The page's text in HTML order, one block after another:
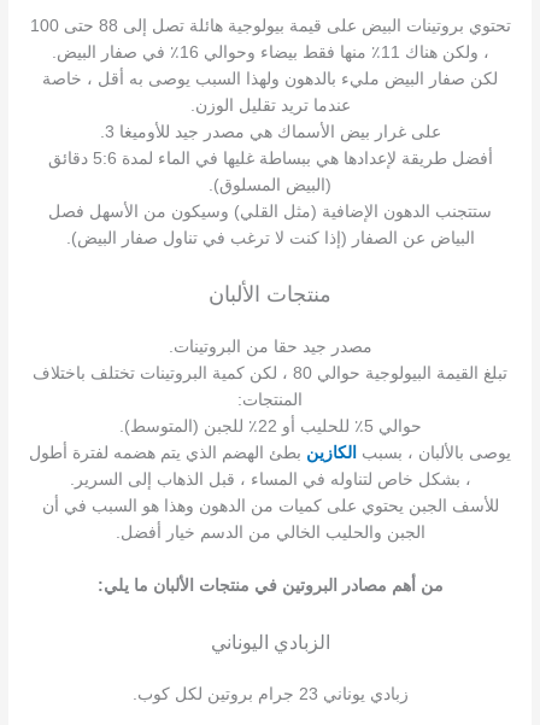
تحتوي بروتينات البيض على قيمة بيولوجية هائلة تصل إلى 88 حتى 100
، ولكن هناك 11٪ منها فقط بيضاء وحوالي 16٪ في صفار البيض.
لكن صفار البيض مليء بالدهون ولهذا السبب يوصى به أقل ، خاصة
عندما تريد تقليل الوزن.
على غرار بيض الأسماك هي مصدر جيد للأوميغا 3.
أفضل طريقة لإعدادها هي ببساطة غليها في الماء لمدة 5:6 دقائق
(البيض المسلوق).
ستتجنب الدهون الإضافية (مثل القلي) وسيكون من الأسهل فصل
البياض عن الصفار (إذا كنت لا ترغب في تناول صفار البيض).
منتجات الألبان
مصدر جيد حقا من البروتينات.
تبلغ القيمة البيولوجية حوالي 80 ، لكن كمية البروتينات تختلف باختلاف
المنتجات:
حوالي 5٪ للحليب أو 22٪ للجبن (المتوسط).
يوصى بالألبان ، بسبب الكازين بطئ الهضم الذي يتم هضمه لفترة أطول
، بشكل خاص لتناوله في المساء ، قبل الذهاب إلى السرير.
للأسف الجبن يحتوي على كميات من الدهون وهذا هو السبب في أن
الجبن والحليب الخالي من الدسم خيار أفضل.
من أهم مصادر البروتين في منتجات الألبان ما يلي:
الزبادي اليوناني
زبادي يوناني 23 جرام بروتين لكل كوب.